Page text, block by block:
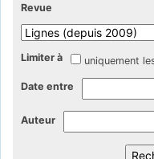
Revue
Limiter à
uniquement
Date entre
Auteur